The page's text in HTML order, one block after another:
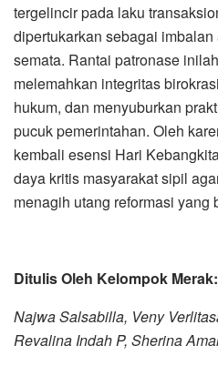
tergelincir pada laku
dipertukarkan sebagai
semata. Rantai patronase
melemahkan integritas
hukum, dan menyuburkan
pucuk pemerintahan. Oleh
kembali esensi Hari
daya kritis masyarakat sipil
menagih utang reformasi yang
Ditulis Oleh Kelompok Merak:
Najwa Salsabilla, Veny
Revalina Indah P, Sherina